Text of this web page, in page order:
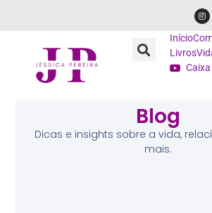
Início
Livros
Blog
Dicas e insights sobre a vida,
mais.